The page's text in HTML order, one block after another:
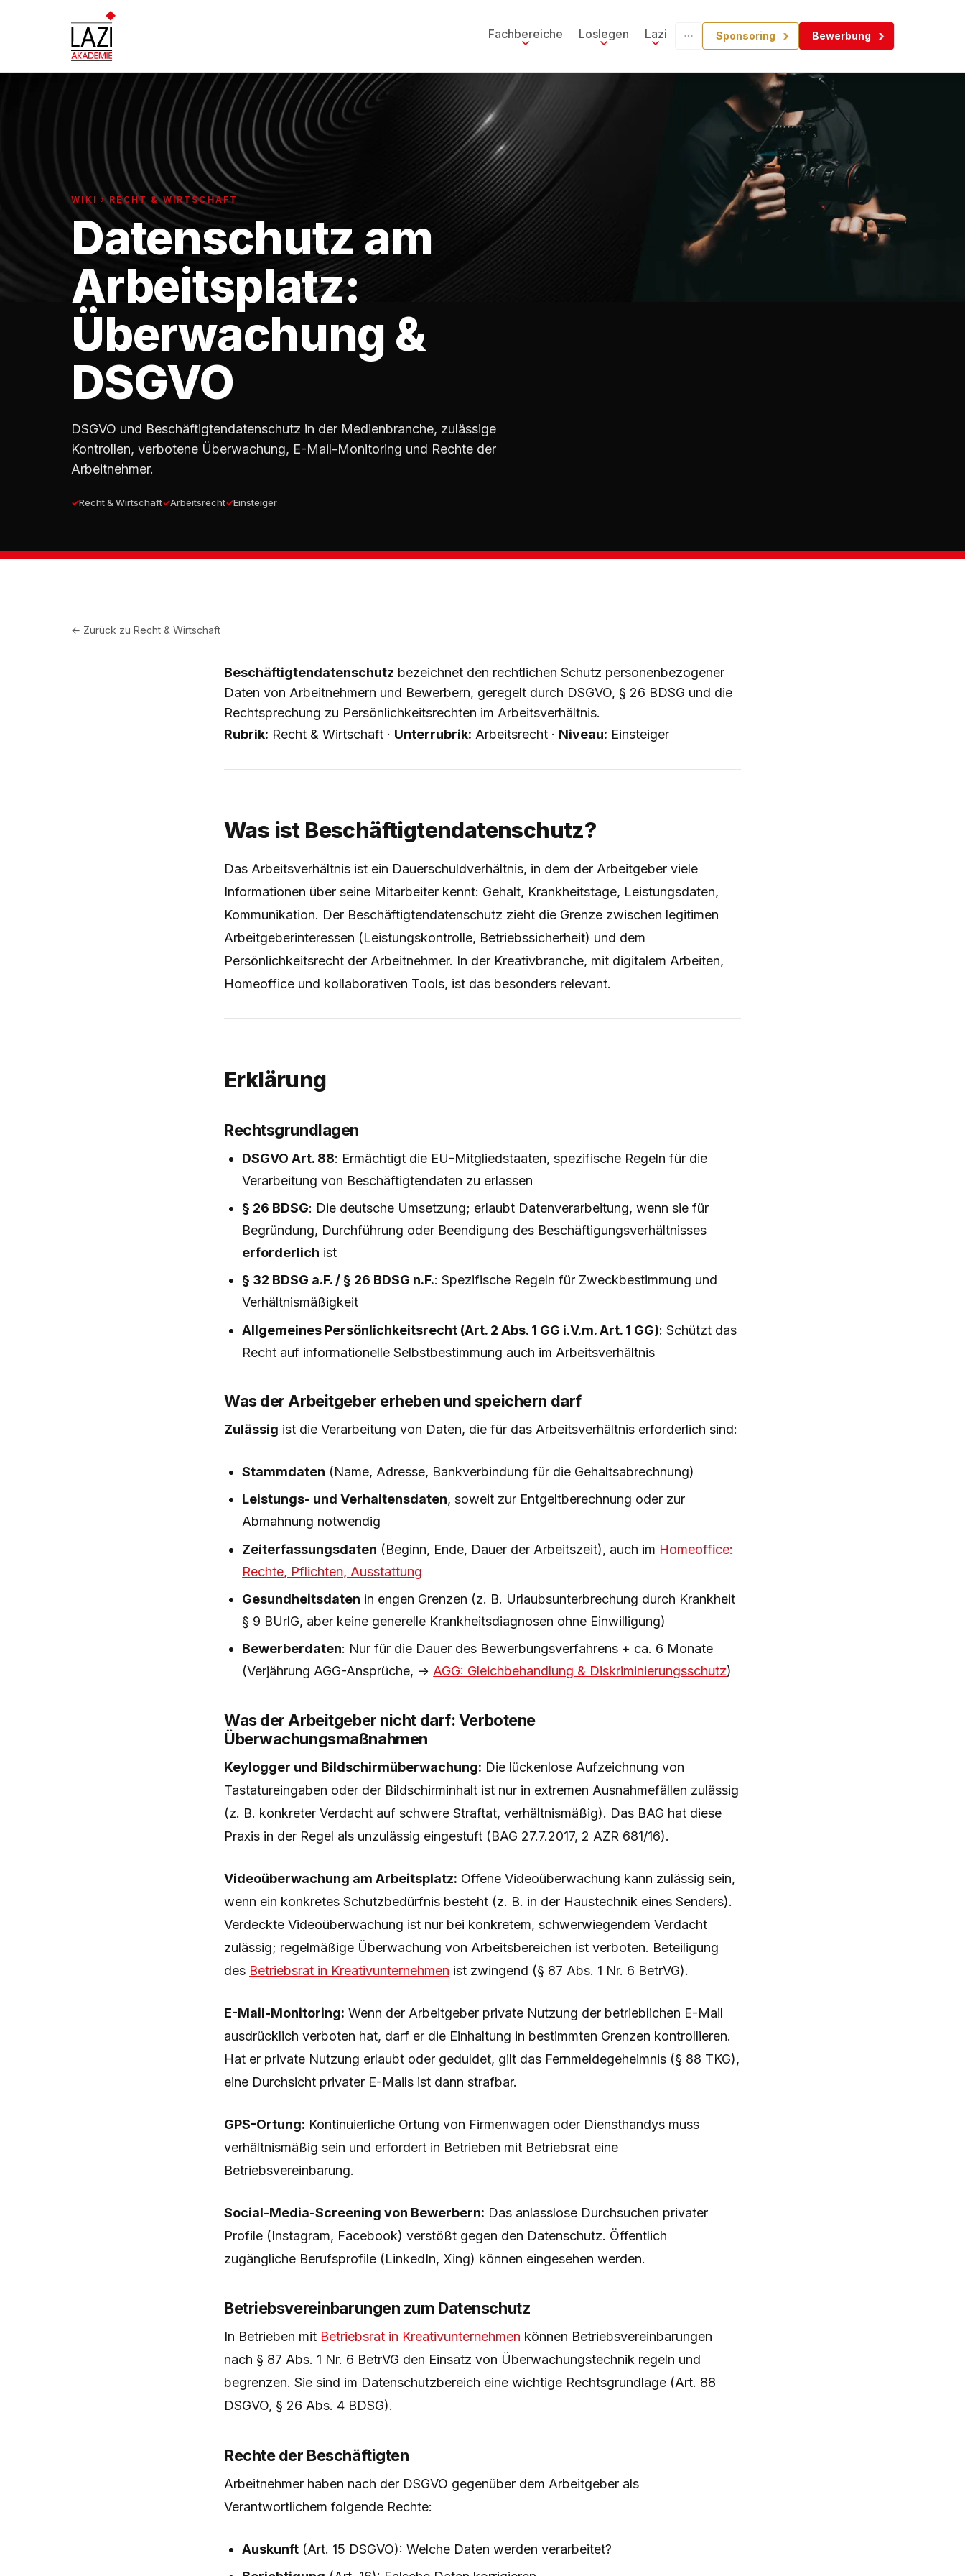
Fachbereiche Loslegen Lazi Sponsoring Bewerbung
WIKI › RECHT & WIRTSCHAFT
Datenschutz am
Arbeitsplatz:
Überwachung &
DSGVO
DSGVO und Beschäftigtendatenschutz in der Medienbranche, zulässige
Kontrollen, verbotene Überwachung, E-Mail-Monitoring und Rechte der
Arbeitnehmer.
Recht & Wirtschaft Arbeitsrecht Einsteiger
← Zurück zuRecht & Wirtschaft
Beschäftigtendatenschutz bezeichnet den rechtlichen Schutz personenbezogener
Daten von Arbeitnehmern und Bewerbern, geregelt durch DSGVO, § 26 BDSG und die
Rechtsprechung zu Persönlichkeitsrechten im Arbeitsverhältnis.
Rubrik: Recht & Wirtschaft · Unterrubrik: Arbeitsrecht · Niveau: Einsteiger
Was ist Beschäftigtendatenschutz?
Das Arbeitsverhältnis ist ein Dauerschuldverhältnis, in dem der Arbeitgeber viele
Informationen über seine Mitarbeiter kennt: Gehalt, Krankheitstage, Leistungsdaten,
Kommunikation. Der Beschäftigtendatenschutz zieht die Grenze zwischen legitimen
Arbeitgeberinteressen (Leistungskontrolle, Betriebssicherheit) und dem
Persönlichkeitsrecht der Arbeitnehmer. In der Kreativbranche, mit digitalem Arbeiten,
Homeoffice und kollaborativen Tools, ist das besonders relevant.
Erklärung
Rechtsgrundlagen
DSGVO Art. 88: Ermächtigt die EU-Mitgliedstaaten, spezifische Regeln für die
Verarbeitung von Beschäftigtendaten zu erlassen
§ 26 BDSG: Die deutsche Umsetzung; erlaubt Datenverarbeitung, wenn sie für
Begründung, Durchführung oder Beendigung des Beschäftigungsverhältnisses
erforderlich ist
§ 32 BDSG a.F. / § 26 BDSG n.F.: Spezifische Regeln für Zweckbestimmung und
Verhältnismäßigkeit
Allgemeines Persönlichkeitsrecht (Art. 2 Abs. 1 GG i.V.m. Art. 1 GG): Schützt das
Recht auf informationelle Selbstbestimmung auch im Arbeitsverhältnis
Was der Arbeitgeber erheben und speichern darf
Zulässig ist die Verarbeitung von Daten, die für das Arbeitsverhältnis erforderlich sind:
Stammdaten (Name, Adresse, Bankverbindung für die Gehaltsabrechnung)
Leistungs- und Verhaltensdaten, soweit zur Entgeltberechnung oder zur
Abmahnung notwendig
Zeiterfassungsdaten (Beginn, Ende, Dauer der Arbeitszeit), auch im Homeoffice:
Rechte, Pflichten, Ausstattung
Gesundheitsdaten in engen Grenzen (z. B. Urlaubsunterbrechung durch Krankheit
§ 9 BUrlG, aber keine generelle Krankheitsdiagnosen ohne Einwilligung)
Bewerberdaten: Nur für die Dauer des Bewerbungsverfahrens + ca. 6 Monate
(Verjährung AGG-Ansprüche, → AGG: Gleichbehandlung & Diskriminierungsschutz)
Was der Arbeitgeber nicht darf: Verbotene
Überwachungsmaßnahmen
Keylogger und Bildschirmüberwachung: Die lückenlose Aufzeichnung von
Tastatureingaben oder der Bildschirminhalt ist nur in extremen Ausnahmefällen zulässig
(z. B. konkreter Verdacht auf schwere Straftat, verhältnismäßig). Das BAG hat diese
Praxis in der Regel als unzulässig eingestuft (BAG 27.7.2017, 2 AZR 681/16).
Videoüberwachung am Arbeitsplatz: Offene Videoüberwachung kann zulässig sein,
wenn ein konkretes Schutzbedürfnis besteht (z. B. in der Haustechnik eines Senders).
Verdeckte Videoüberwachung ist nur bei konkretem, schwerwiegendem Verdacht
zulässig; regelmäßige Überwachung von Arbeitsbereichen ist verboten. Beteiligung
des Betriebsrat in Kreativunternehmen ist zwingend (§ 87 Abs. 1 Nr. 6 BetrVG).
E-Mail-Monitoring: Wenn der Arbeitgeber private Nutzung der betrieblichen E-Mail
ausdrücklich verboten hat, darf er die Einhaltung in bestimmten Grenzen kontrollieren.
Hat er private Nutzung erlaubt oder geduldet, gilt das Fernmeldegeheimnis (§ 88 TKG),
eine Durchsicht privater E-Mails ist dann strafbar.
GPS-Ortung: Kontinuierliche Ortung von Firmenwagen oder Diensthandys muss
verhältnismäßig sein und erfordert in Betrieben mit Betriebsrat eine
Betriebsvereinbarung.
Social-Media-Screening von Bewerbern: Das anlasslose Durchsuchen privater
Profile (Instagram, Facebook) verstößt gegen den Datenschutz. Öffentlich
zugängliche Berufsprofile (LinkedIn, Xing) können eingesehen werden.
Betriebsvereinbarungen zum Datenschutz
In Betrieben mit Betriebsrat in Kreativunternehmen können Betriebsvereinbarungen
nach § 87 Abs. 1 Nr. 6 BetrVG den Einsatz von Überwachungstechnik regeln und
begrenzen. Sie sind im Datenschutzbereich eine wichtige Rechtsgrundlage (Art. 88
DSGVO, § 26 Abs. 4 BDSG).
Rechte der Beschäftigten
Arbeitnehmer haben nach der DSGVO gegenüber dem Arbeitgeber als
Verantwortlichem folgende Rechte:
Auskunft (Art. 15 DSGVO): Welche Daten werden verarbeitet?